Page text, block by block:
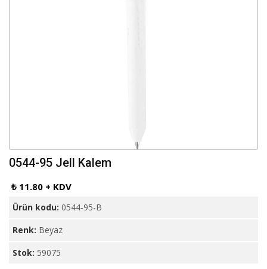
0544-95 Jell Kalem
₺ 11.80 + KDV
Ürün kodu: 0544-95-B
Renk: Beyaz
Stok: 59075